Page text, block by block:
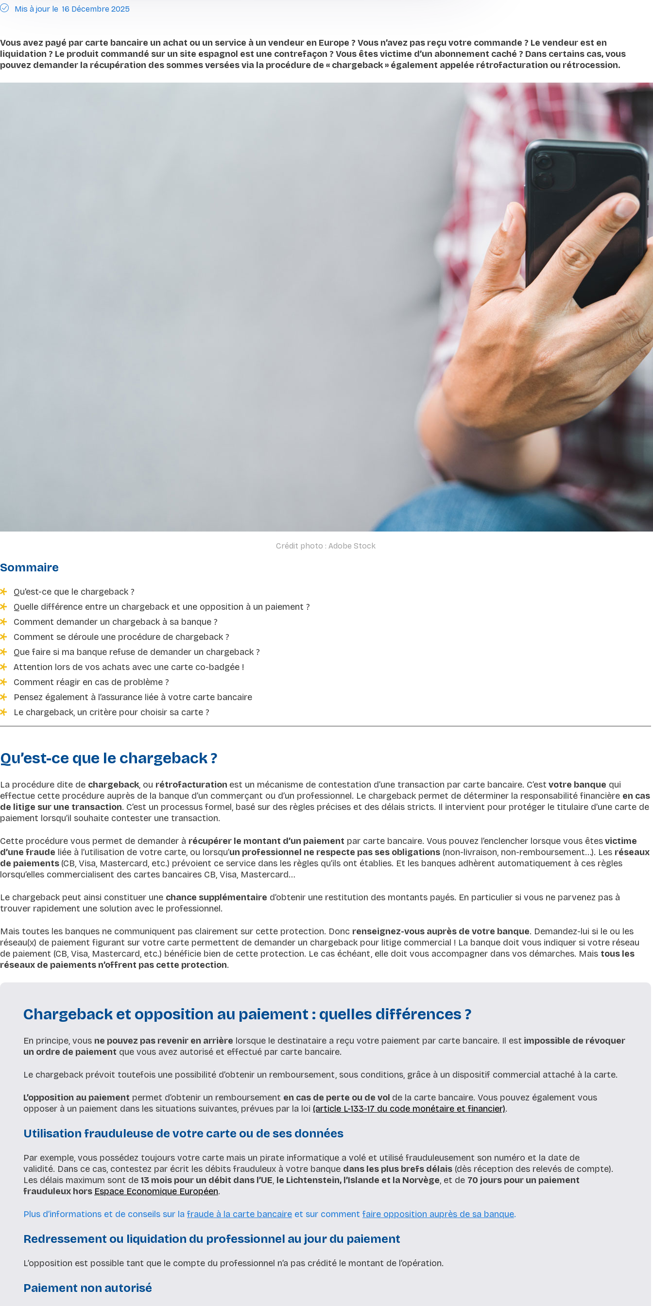
Mis à jour le 16 Décembre 2025
Vous avez payé par carte bancaire un achat ou un service à un vendeur en Europe ? Vous n’avez pas reçu votre commande ? Le vendeur est en
liquidation ? Le produit commandé sur un site espagnol est une contrefaçon ? Vous êtes victime d’un abonnement caché ? Dans certains cas, vous
pouvez demander la récupération des sommes versées via la procédure de « chargeback » également appelée rétrofacturation ou rétrocession.
Crédit photo : Adobe Stock
Sommaire
Qu'est-ce que le chargeback ?
Quelle différence entre un chargeback et une opposition à un paiement ?
Comment demander un chargeback à sa banque ?
Comment se déroule une procédure de chargeback ?
Que faire si ma banque refuse de demander un chargeback ?
Attention lors de vos achats avec une carte co-badgée !
Comment réagir en cas de problème ?
Pensez également à l’assurance liée à votre carte bancaire
Le chargeback, un critère pour choisir sa carte ?
Qu’est-ce que le chargeback ?
La procédure dite de chargeback, ou rétrofacturation est un mécanisme de contestation d’une transaction par carte bancaire. C’est votre banque qui
effectue cette procédure auprès de la banque d’un commerçant ou d’un professionnel. Le chargeback permet de déterminer la responsabilité financière en cas
de litige sur une transaction. C’est un processus formel, basé sur des règles précises et des délais stricts. Il intervient pour protéger le titulaire d’une carte de
paiement lorsqu’il souhaite contester une transaction.
Cette procédure vous permet de demander à récupérer le montant d’un paiement par carte bancaire. Vous pouvez l’enclencher lorsque vous êtesvictime
d’une fraude liée à l’utilisation de votre carte, ou lorsqu’un professionnel ne respecte pas ses obligations (non-livraison, non-remboursement…). Les réseaux
de paiements (CB, Visa, Mastercard, etc.) prévoient ce service dans les règles qu’ils ont établies. Et les banques adhèrent automatiquement à ces règles
lorsqu’elles commercialisent des cartes bancaires CB, Visa, Mastercard…
Le chargeback peut ainsi constituer une chance supplémentaire d’obtenir une restitution des montants payés. En particulier si vous ne parvenez pas à
trouver rapidement une solution avec le professionnel.
Mais toutes les banques ne communiquent pas clairement sur cette protection. Donc renseignez-vous auprès de votre banque. Demandez-lui si le ou les
réseau(x) de paiement figurant sur votre carte permettent de demander un chargeback pour litige commercial ! La banque doit vous indiquer si votre réseau
de paiement (CB, Visa, Mastercard, etc.) bénéficie bien de cette protection. Le cas échéant, elle doit vous accompagner dans vos démarches. Mais tous les
réseaux de paiements n’offrent pas cette protection.
Chargeback et opposition au paiement : quelles différences ?
En principe, vous ne pouvez pas revenir en arrière lorsque le destinataire a reçu votre paiement par carte bancaire. Il est impossible de révoquer
un ordre de paiement que vous avez autorisé et effectué par carte bancaire.
Le chargeback prévoit toutefois une possibilité d’obtenir un remboursement, sous conditions, grâce à un dispositif commercial attaché à la carte.
L’opposition au paiement permet d’obtenir un remboursement en cas de perte ou de vol de la carte bancaire. Vous pouvez également vous
opposer à un paiement dans les situations suivantes, prévues par la loi (article L-133-17 du code monétaire et financier).
Utilisation frauduleuse de votre carte ou de ses données
Par exemple, vous possédez toujours votre carte mais un pirate informatique a volé et utilisé frauduleusement son numéro et la date de
validité. Dans ce cas, contestez par écrit les débits frauduleux à votre banque dans les plus brefs délais (dès réception des relevés de compte).
Les délais maximum sont de 13 mois pour un débit dans l’UE, le Lichtenstein, l’Islande et la Norvège, et de 70 jours pour un paiement
frauduleux hors Espace Economique Européen.
Plus d’informations et de conseils sur la fraude à la carte bancaire et sur comment faire opposition auprès de sa banque.
Redressement ou liquidation du professionnel au jour du paiement
L’opposition est possible tant que le compte du professionnel n’a pas crédité le montant de l’opération.
Paiement non autorisé